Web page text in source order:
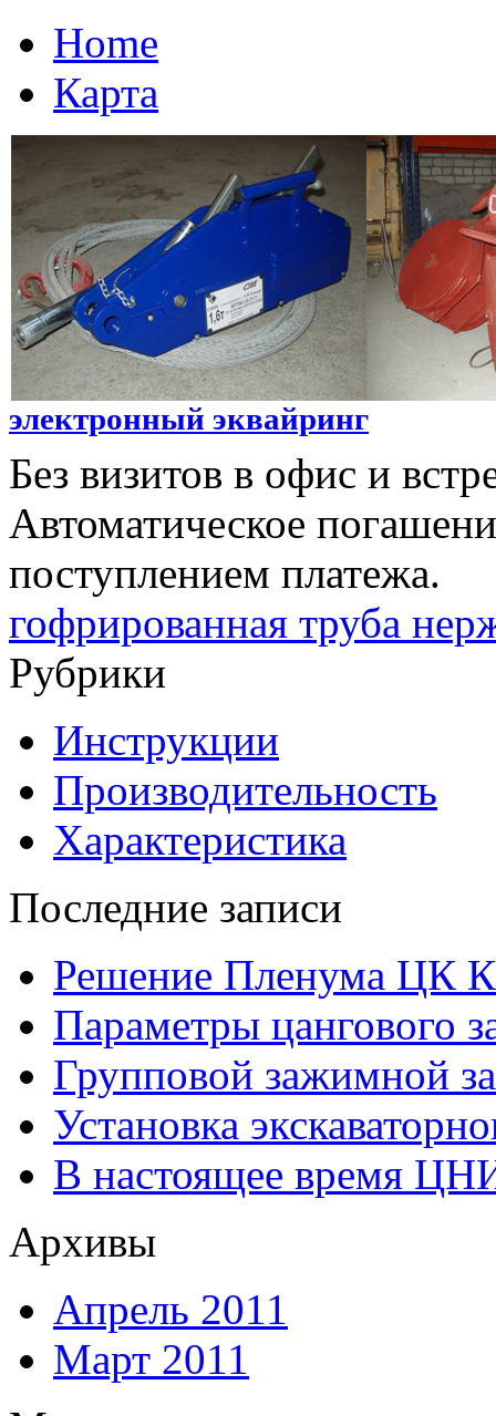
Home
Карта
электронный эквайринг
Без визитов в офис и
Автоматическое
поступлением платежа.
гофрированная труба
Рубрики
Инструкции
Производительность
Характеристика
Последние записи
Решение Пленума ЦК
Параметры цангового
Групповой зажимной
Установка
В настоящее время
Архивы
Апрель 2011
Март 2011